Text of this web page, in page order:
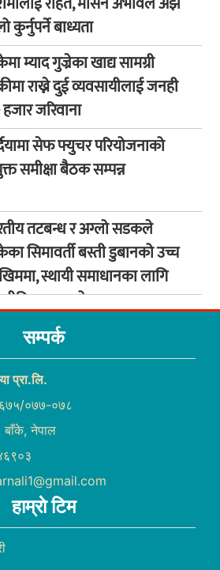
कुर्नुपर्ने बाध्यता
म्याद गुज्रेका खाद्य सामग्री
राख्ने दुई व्यवसायीलाई जनही
जरिवाना
सेफ फ्युचर परियोजनाको
समीक्षा बैठक सम्पन्न
तटबन्ध र अग्लो सडकले
सिमावर्ती बस्ती डुबानको उच्च
स्थायी समाधानका लागि
पहलको माग
सम्पर्क
प्रा.लि.
०७७-०७८
नेपाल
हाम्राे टिम